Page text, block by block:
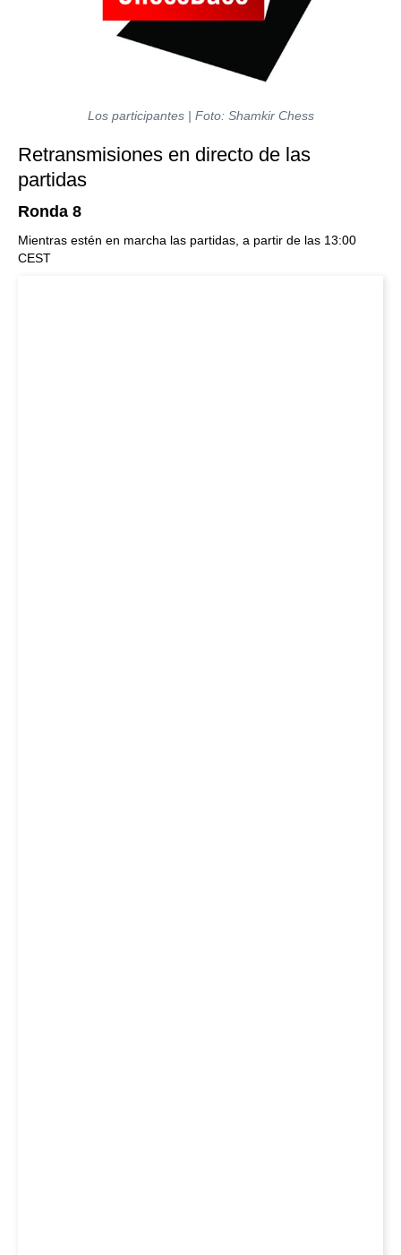
Los participantes | Foto: Shamkir Chess
Retransmisiones en directo de las
partidas
Ronda 8
Mientras estén en marcha las partidas, a partir de las 13:00
CEST